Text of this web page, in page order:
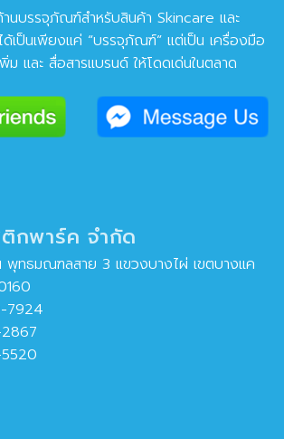
นบรรจุภัณฑ์สำหรับสินค้า Skincare และ
ด้เป็นเพียงแค่ “บรรจุภัณฑ์” แต่เป็น เครื่องมือ
ม และ สื่อสารแบรนด์ ให้โดดเด่นในตลาด
กพาร์ค จำกัด
ทธมณฑลสาย 3 แขวงบางไผ่ เขตบางแค
7924